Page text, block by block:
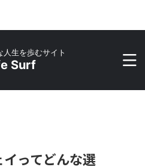
人生を歩むサイト
Surf
ってどんな選